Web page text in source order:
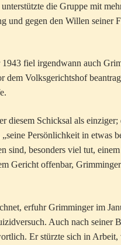
die Gruppe mit
und gegen den Willen seiner
fiel irgendwann auch
dem Volksgerichtshof
Schicksal als einziger;
Persönlichkeit in etwas
sind, besonders viel tut,
Gericht offenbar,
erfuhr Grimminger im
Auch nach seiner
Er stürzte sich in Arbeit,